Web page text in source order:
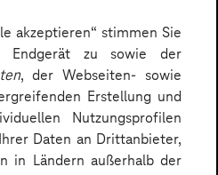
akzeptieren“ stimmen Sie
zu sowie der
, der Webseiten- sowie
Erstellung und
Nutzungsprofilen
Daten an Drittanbieter,
in Ländern außerhalb der
geeigneten Prozessen,
Prozessen